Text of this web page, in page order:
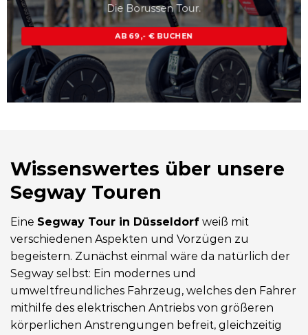
Die Borussen Tour.
AB 69,- € BUCHEN
Wissenswertes über unsere
Segway Touren
Eine Segway Tour in Düsseldorf weiß mit
verschiedenen Aspekten und Vorzügen zu
begeistern. Zunächst einmal wäre da natürlich der
Segway selbst: Ein modernes und
umweltfreundliches Fahrzeug, welches den Fahrer
mithilfe des elektrischen Antriebs von größeren
körperlichen Anstrengungen befreit, gleichzeitig